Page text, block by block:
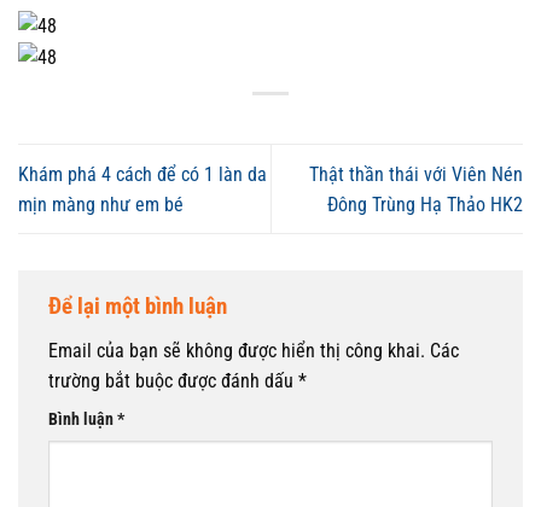
Khám phá 4 cách để có 1 làn da
mịn màng như em bé
Thật thần thái với Viên Nén
Đông Trùng Hạ Thảo HK2
Để lại một bình luận
Email của bạn sẽ không được hiển thị công khai. Các
trường bắt buộc được đánh dấu *
Bình luận*